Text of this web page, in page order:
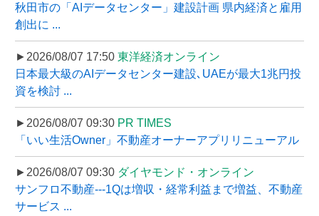
秋田市の「AIデータセンター」建設計画 県内経済と雇用
創出に ...
►2026/08/07 17:50 東洋経済オンライン
日本最大級のAIデータセンター建設､UAEが最大1兆円投
資を検討 ...
►2026/08/07 09:30 PR TIMES
「いい生活Owner」不動産オーナーアプリリニューアル
►2026/08/07 09:30 ダイヤモンド・オンライン
サンフロ不動産---1Qは増収・経常利益まで増益、不動産
サービス ...